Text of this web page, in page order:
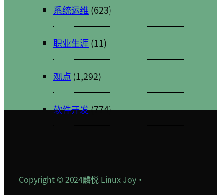
系统运维(623)
职业生涯(11)
观点 (1,292)
软件开发(774)
Copyright © 2024麟悦 Linux Joy ·